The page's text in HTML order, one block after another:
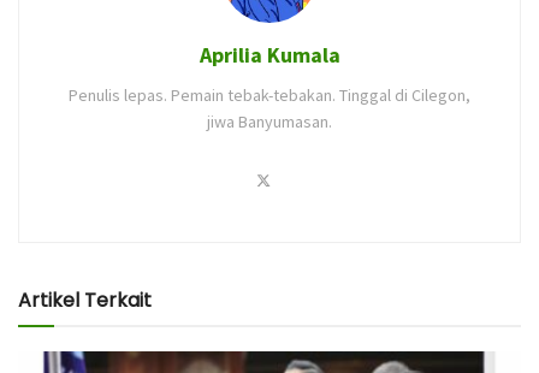
Aprilia Kumala
Penulis lepas. Pemain tebak-tebakan. Tinggal di Cilegon,
jiwa Banyumasan.
Artikel Terkait